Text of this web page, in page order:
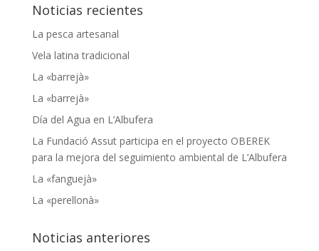
Noticias recientes
La pesca artesanal
Vela latina tradicional
La «barrejà»
La «barrejà»
Día del Agua en L’Albufera
La Fundació Assut participa en el proyecto OBEREK
para la mejora del seguimiento ambiental de L’Albufera
La «fanguejà»
La «perellonà»
Noticias anteriores